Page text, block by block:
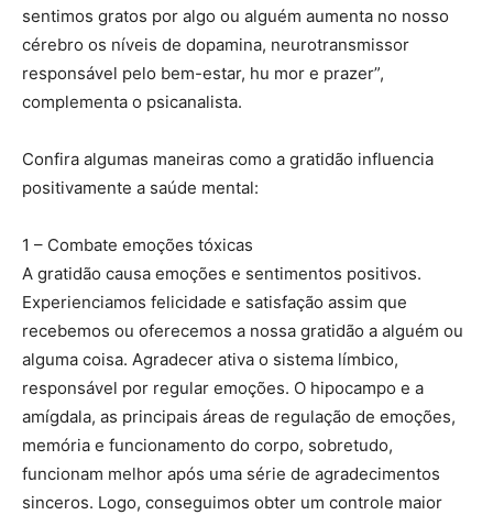
sentimos gratos por algo ou alguém aumenta no nosso
cérebro os níveis de dopamina, neurotransmissor
responsável pelo bem-estar, hu mor e prazer”,
complementa o psicanalista.
Confira algumas maneiras como a gratidão influencia
positivamente a saúde mental:
1 – Combate emoções tóxicas
A gratidão causa emoções e sentimentos positivos.
Experienciamos felicidade e satisfação assim que
recebemos ou oferecemos a nossa gratidão a alguém ou
alguma coisa. Agradecer ativa o sistema límbico,
responsável por regular emoções. O hipocampo e a
amígdala, as principais áreas de regulação de emoções,
memória e funcionamento do corpo, sobretudo,
funcionam melhor após uma série de agradecimentos
sinceros. Logo, conseguimos obter um controle maior